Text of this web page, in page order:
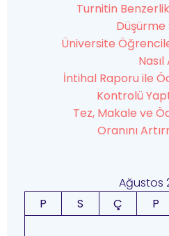
Turnitin Benzerlik
Üniversite
Nasıl
İntihal Raporu ile
Kontrolü
Tez, Makale ve
Oranını
Ağustos
P
S Ç P